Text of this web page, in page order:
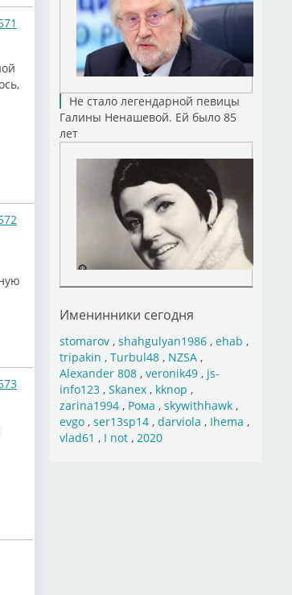
Не стало легендарной певицы
Галины Ненашевой. Ей было 85
лет
Именинники сегодня
stomarov, shahgulyan1986, ehab ,
tripakin , Turbul48, NZSA,
Alexander 808, veronik49, js-
info123, Skanex, kknop ,
zarina1994, Рома , skywithhawk,
evgo, ser13sp14, darviola , Ihema ,
vlad61 , I not, 2020